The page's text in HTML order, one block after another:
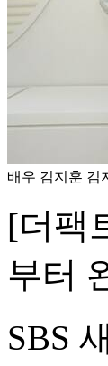
배우 김지훈 김
[더팩
부터
SBS